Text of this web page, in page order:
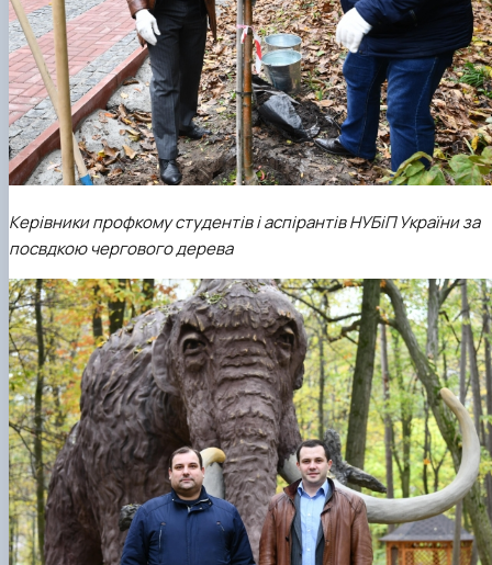
Керівники профкому студентів і аспірантів НУБіП України за
посвдкою чергового дерева